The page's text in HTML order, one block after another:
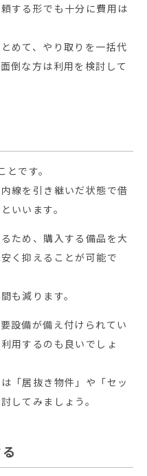
する形でも十分に費用は
めて、やり取りを一括代
倒な方は利用を検討して
です。
線を引き継いだ状態で借
いいます。
ため、購入する備品を大
く抑えることが可能で
も減ります。
設備が備え付けられてい
用するのも良いでしょ
「居抜き物件」や「セッ
してみましょう。